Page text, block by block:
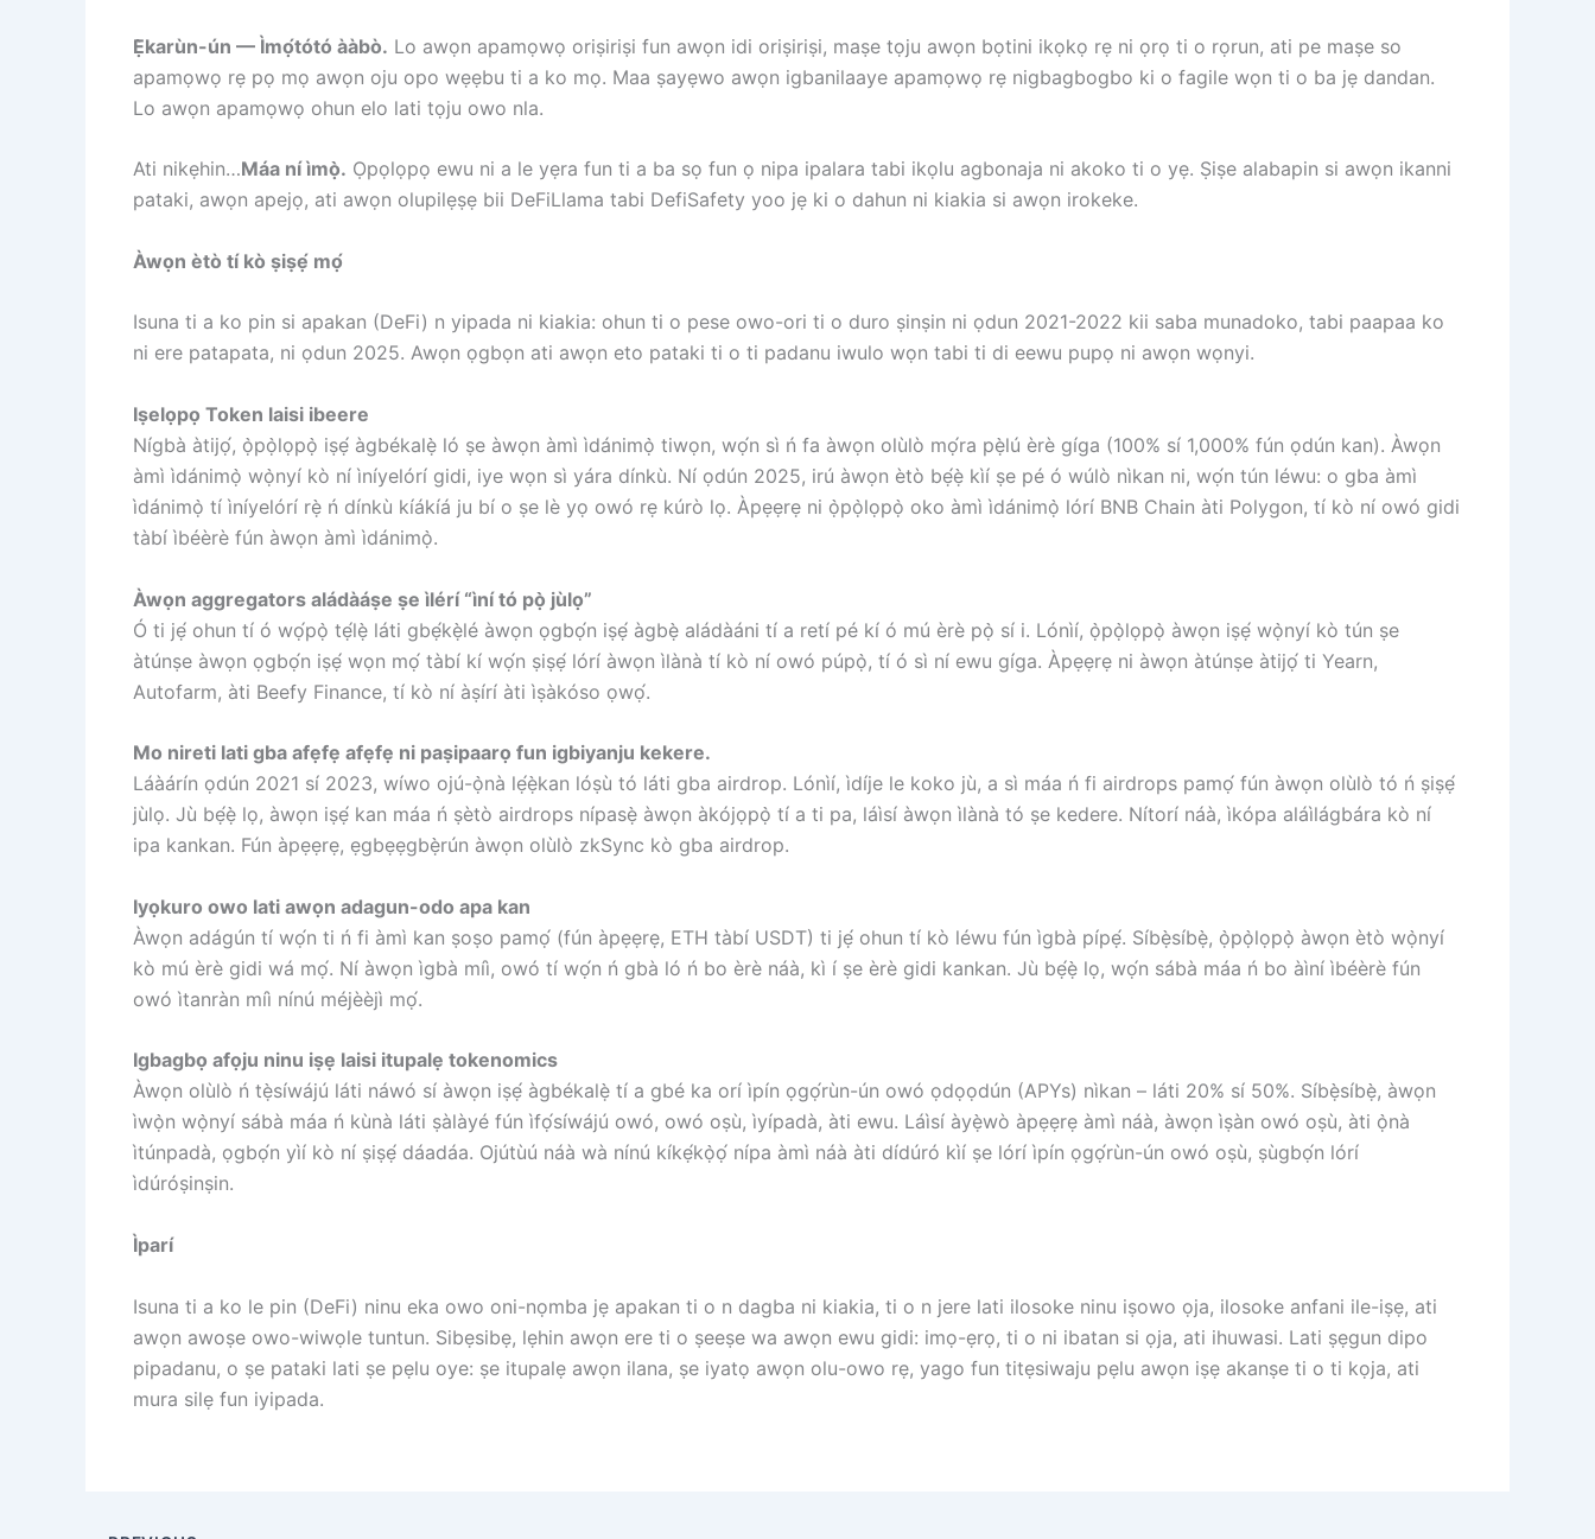
Ẹ̀karùn-ún — Ìmọ́tótó ààbò. Lo awọn apamọwọ oriṣiriṣi fun awọn idi oriṣiriṣi, maṣe tọju awọn bọtini ikọkọ rẹ ni ọrọ ti o rọrun, ati pe maṣe so
apamọwọ rẹ pọ mọ awọn oju opo wẹẹbu ti a ko mọ. Maa ṣayẹwo awọn igbanilaaye apamọwọ rẹ nigbagbogbo ki o fagile wọn ti o ba jẹ dandan.
Lo awọn apamọwọ ohun elo lati tọju owo nla.
Ati nikẹhin…Máa ní ìmọ̀. Ọpọlọpọ ewu ni a le yẹra fun ti a ba sọ fun ọ nipa ipalara tabi ikọlu agbonaja ni akoko ti o yẹ. Ṣiṣe alabapin si awọn ikanni
pataki, awọn apejọ, ati awọn olupilẹṣẹ bii DeFiLlama tabi DefiSafety yoo jẹ ki o dahun ni kiakia si awọn irokeke.
Àwọn ètò tí kò ṣiṣẹ́ mọ́
Isuna ti a ko pin si apakan (DeFi) n yipada ni kiakia: ohun ti o pese owo-ori ti o duro ṣinṣin ni ọdun 2021-2022 kii saba munadoko, tabi paapaa ko
ni ere patapata, ni ọdun 2025. Awọn ọgbọn ati awọn eto pataki ti o ti padanu iwulo wọn tabi ti di eewu pupọ ni awọn wọnyi.
Iṣelọpọ Token laisi ibeere
Nígbà àtijọ́, ọ̀pọ̀lọpọ̀ iṣẹ́ àgbékalẹ̀ ló ṣe àwọn àmì ìdánimọ̀ tiwọn, wọ́n sì ń fa àwọn olùlò mọ́ra pẹ̀lú èrè gíga (100% sí 1,000% fún ọdún kan). Àwọn
àmì ìdánimọ̀ wọ̀nyí kò ní ìníyelórí gidi, iye wọn sì yára dínkù. Ní ọdún 2025, irú àwọn ètò bẹ́ẹ̀ kìí ṣe pé ó wúlò nìkan ni, wọ́n tún léwu: o gba àmì
ìdánimọ̀ tí ìníyelórí rẹ̀ ń dínkù kíákíá ju bí o ṣe lè yọ owó rẹ kúrò lọ. Àpẹẹrẹ ni ọ̀pọ̀lọpọ̀ oko àmì ìdánimọ̀ lórí BNB Chain àti Polygon, tí kò ní owó gidi
tàbí ìbéèrè fún àwọn àmì ìdánimọ̀.
Àwọn aggregators aládàáṣe ṣe ìlérí “ìní tó pọ̀ jùlọ”
Ó ti jẹ́ ohun tí ó wọ́pọ̀ tẹ́lẹ̀ láti gbẹ́kẹ̀lé àwọn ọgbọ́n iṣẹ́ àgbẹ̀ aládàáni tí a retí pé kí ó mú èrè pọ̀ sí i. Lónìí, ọ̀pọ̀lọpọ̀ àwọn iṣẹ́ wọ̀nyí kò tún ṣe
àtúnṣe àwọn ọgbọ́n iṣẹ́ wọn mọ́ tàbí kí wọ́n ṣiṣẹ́ lórí àwọn ìlànà tí kò ní owó púpọ̀, tí ó sì ní ewu gíga. Àpẹẹrẹ ni àwọn àtúnṣe àtijọ́ ti Yearn,
Autofarm, àti Beefy Finance, tí kò ní àṣírí àti ìṣàkóso ọwọ́.
Mo nireti lati gba afẹfẹ afẹfẹ ni paṣipaarọ fun igbiyanju kekere.
Láàárín ọdún 2021 sí 2023, wíwo ojú-ọ̀nà lẹ́ẹ̀kan lóṣù tó láti gba airdrop. Lónìí, ìdíje le koko jù, a sì máa ń fi airdrops pamọ́ fún àwọn olùlò tó ń ṣiṣẹ́
jùlọ. Jù bẹ́ẹ̀ lọ, àwọn iṣẹ́ kan máa ń ṣètò airdrops nípasẹ̀ àwọn àkójọpọ̀ tí a ti pa, láìsí àwọn ìlànà tó ṣe kedere. Nítorí náà, ìkópa aláìlágbára kò ní
ipa kankan. Fún àpẹẹrẹ, ẹgbẹẹgbẹ̀rún àwọn olùlò zkSync kò gba airdrop.
Iyọkuro owo lati awọn adagun-odo apa kan
Àwọn adágún tí wọ́n ti ń fi àmì kan ṣoṣo pamọ́ (fún àpẹẹrẹ, ETH tàbí USDT) ti jẹ́ ohun tí kò léwu fún ìgbà pípẹ́. Síbẹ̀síbẹ̀, ọ̀pọ̀lọpọ̀ àwọn ètò wọ̀nyí
kò mú èrè gidi wá mọ́. Ní àwọn ìgbà míì, owó tí wọ́n ń gbà ló ń bo èrè náà, kì í ṣe èrè gidi kankan. Jù bẹ́ẹ̀ lọ, wọ́n sábà máa ń bo àìní ìbéèrè fún
owó ìtanràn míì nínú méjèèjì mọ́.
Igbagbọ afọju ninu iṣẹ laisi itupalẹ tokenomics
Àwọn olùlò ń tẹ̀síwájú láti náwó sí àwọn iṣẹ́ àgbékalẹ̀ tí a gbé ka orí ìpín ọgọ́rùn-ún owó ọdọọdún (APYs) nìkan – láti 20% sí 50%. Síbẹ̀síbẹ̀, àwọn
ìwọ̀n wọ̀nyí sábà máa ń kùnà láti ṣàlàyé fún ìfọ́síwájú owó, owó oṣù, ìyípadà, àti ewu. Láìsí àyẹ̀wò àpẹẹrẹ àmì náà, àwọn ìṣàn owó oṣù, àti ọ̀nà
ìtúnpadà, ọgbọ́n yìí kò ní ṣiṣẹ́ dáadáa. Ojútùú náà wà nínú kíkẹ́kọ̀ọ́ nípa àmì náà àti dídúró kìí ṣe lórí ìpín ọgọ́rùn-ún owó oṣù, ṣùgbọ́n lórí
ìdúróṣinṣin.
Ìparí
Isuna ti a ko le pin (DeFi) ninu eka owo oni-nọmba jẹ apakan ti o n dagba ni kiakia, ti o n jere lati ilosoke ninu iṣowo ọja, ilosoke anfani ile-iṣẹ, ati
awọn awoṣe owo-wiwọle tuntun. Sibẹsibẹ, lẹhin awọn ere ti o ṣeeṣe wa awọn ewu gidi: imọ-ẹrọ, ti o ni ibatan si ọja, ati ihuwasi. Lati ṣẹgun dipo
pipadanu, o ṣe pataki lati ṣe pẹlu oye: ṣe itupalẹ awọn ilana, ṣe iyatọ awọn olu-owo rẹ, yago fun titẹsiwaju pẹlu awọn iṣẹ akanṣe ti o ti kọja, ati
mura silẹ fun iyipada.